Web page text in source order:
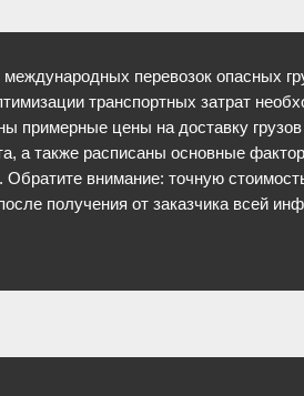
перевозок опасных
транспортных затрат
примерные цены на доставку
а также расписаны основные
Обратите внимание: точную
получения от заказчика всей